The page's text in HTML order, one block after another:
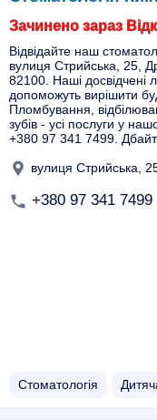
Зачинено зараз
Відвідайте наш
вулиця Стрийська, 25,
82100. Наші досвідчені
допоможуть вирішити
Пломбування,
зубів - усі послуги у
+380 97 341 7499.
вулиця Стрийська,
+380 97 341 7499
Стоматологія